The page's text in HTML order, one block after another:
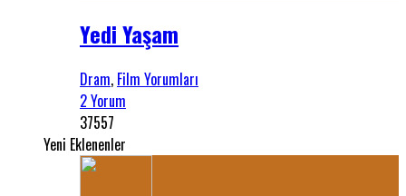
Yedi Yaşam
Dram, Film Yorumları
2 Yorum
37557
Yeni Eklenenler